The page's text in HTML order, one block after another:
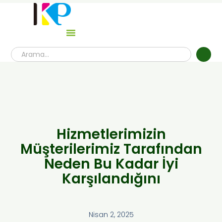
Hizmetlerimizin
Müşterilerimiz Tarafından
Neden Bu Kadar İyi
Karşılandığını
Nisan 2, 2025